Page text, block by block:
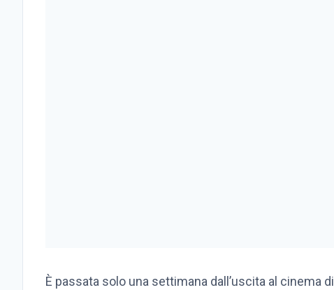
È passata solo una settimana dall’uscita al cinema di